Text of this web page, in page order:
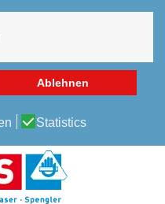
zu ermöglichen.
Bestimmungen
Ablehnen
Statistics